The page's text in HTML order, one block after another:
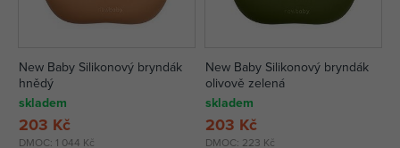
New Baby Silikonový bryndák
hnědý
skladem
DMOC: 1 044 Kč
203 Kč
New Baby Silikonový bryndák
olivově zelená
skladem
DMOC: 223 Kč
203 Kč